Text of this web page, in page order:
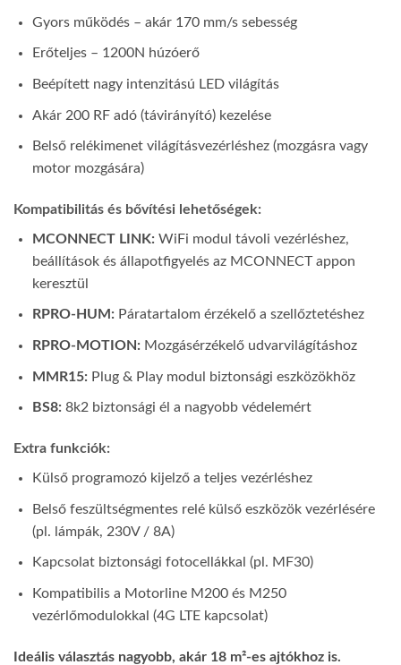
Gyors működés – akár 170 mm/s sebesség
Erőteljes – 1200N húzóerő
Beépített nagy intenzitású LED világítás
Akár 200 RF adó (távirányító) kezelése
Belső relékimenet világításvezérléshez (mozgásra vagy
motor mozgására)
Kompatibilitás és bővítési lehetőségek:
MCONNECT LINK:WiFi modul távoli vezérléshez,
beállítások és állapotfigyelés az MCONNECT appon
keresztül
RPRO-HUM:Páratartalom érzékelő a szellőztetéshez
RPRO-MOTION:Mozgásérzékelő udvarvilágításhoz
MMR15:Plug & Play modul biztonsági eszközökhöz
BS8:8k2 biztonsági él a nagyobb védelemért
Extra funkciók:
Külső programozó kijelző a teljes vezérléshez
Belső feszültségmentes relé külső eszközök vezérlésére
(pl. lámpák, 230V / 8A)
Kapcsolat biztonsági fotocellákkal (pl. MF30)
Kompatibilis a Motorline M200 és M250
vezérlőmodulokkal (4G LTE kapcsolat)
Ideális választás nagyobb, akár 18 m²-es ajtókhoz is.